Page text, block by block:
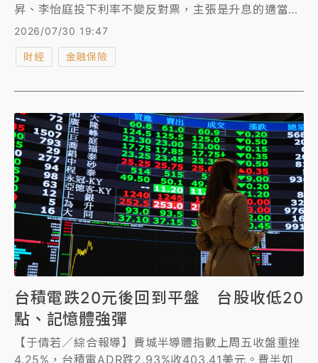
昇、李怡庭投下利率不變反對票，主張是升息的適當時
機，利率不宜再按兵不動，貨幣政策效果有落後時間，
現正面臨通膨壓力，若在此時升息，可能對於降低通膨
預期較有效果。
2026/07/30 19:47
財經 金融保險
台積電跌20元後回到平盤 台股收低20
點、記憶體強彈
【于倩若／綜合報導】費城半導體指數上周五收盤重挫
4.25%，台積電ADR跌2.93%收403.41美元。費半如